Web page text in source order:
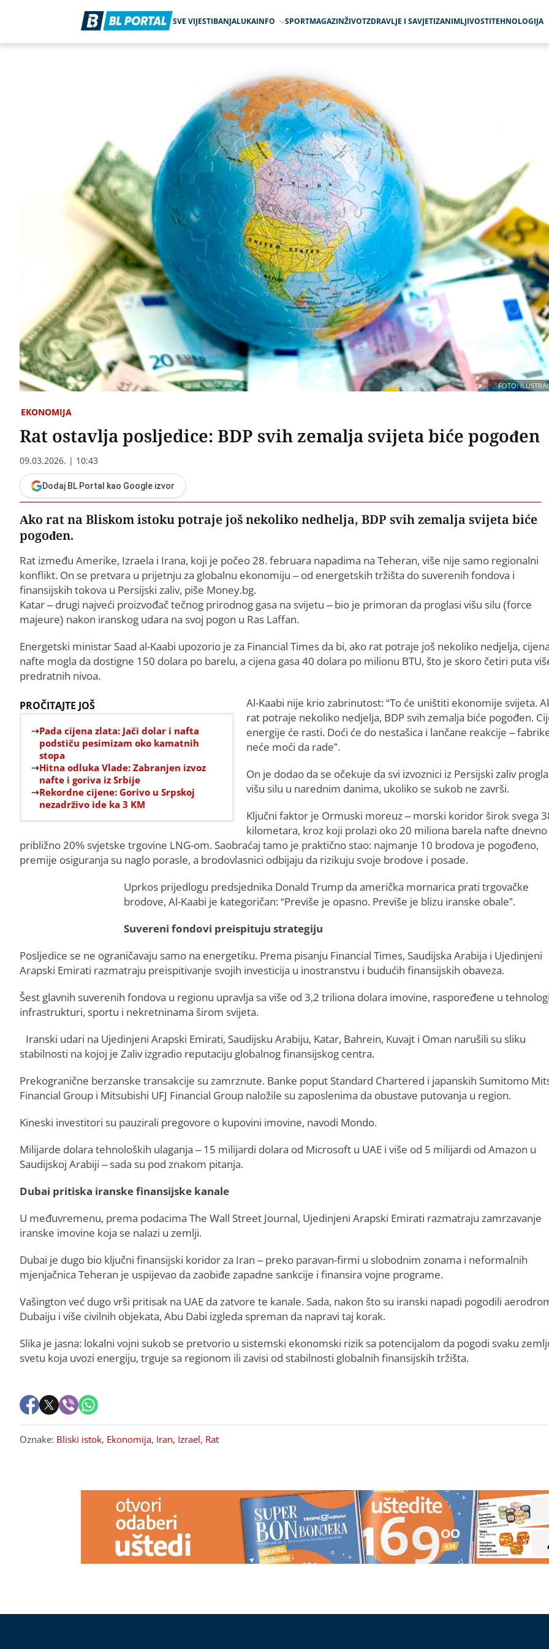
SVE VIJESTIBANJALUKAINFO SPORTMAGAZINŽIVOTZDRAVLJE I SAVJETIZANIMLJIVOSTITEHNOLOGIJA
FOTO:
EKONOMIJA
Rat ostavlja posljedice: BDP svih zemalja svijeta biće pogođen
09.03.2026. | 10:43
Dodaj BL Portal kao Google izvor
Ako rat na Bliskom istoku potraje još nekoliko nedhelja, BDP svih zemalja svijeta biće
pogođen.
Rat između Amerike, Izraela i Irana, koji je počeo 28. februara napadima na Teheran, više nije samo regionalni
konflikt. On se pretvara u prijetnju za globalnu ekonomiju – od energetskih tržišta do suverenih fondova i
finansijskih tokova u Persijski zaliv, piše Money.bg.
Katar – drugi najveći proizvođač tečnog prirodnog gasa na svijetu – bio je primoran da proglasi višu silu (force
majeure) nakon iranskog udara na svoj pogon u Ras Laffan.
Energetski ministar Saad al-Kaabi upozorio je za Financial Times da bi, ako rat potraje još nekoliko nedjelja,
nafte mogla da dostigne 150 dolara po barelu, a cijena gasa 40 dolara po milionu BTU, što je skoro četiri puta
predratnih nivoa.
PROČITAJTE JOŠ
Pada cijena zlata: Jači dolar i nafta
podstiču pesimizam oko kamatnih
stopa
Hitna odluka Vlade: Zabranjen izvoz
nafte i goriva iz Srbije
Rekordne cijene: Gorivo u Srpskoj
nezadrživo ide ka 3 KM
Al-Kaabi nije krio zabrinutost: “To će uništiti ekonomije svijeta.
rat potraje nekoliko nedjelja, BDP svih zemalja biće pogođen.
energije će rasti. Doći će do nestašica i lančane reakcije –
neće moći da rade”.
On je dodao da se očekuje da svi izvoznici iz Persijski zaliv
višu silu u narednim danima, ukoliko se sukob ne završi.
Ključni faktor je Ormuski moreuz – morski koridor širok svega
kilometara, kroz koji prolazi oko 20 miliona barela nafte
približno 20% svjetske trgovine LNG-om. Saobraćaj tamo je praktično stao: najmanje 10 brodova je pogođeno,
premije osiguranja su naglo porasle, a brodovlasnici odbijaju da rizikuju svoje brodove i posade.
Uprkos prijedlogu predsjednika Donald Trump da američka mornarica prati trgovačke
brodove, Al-Kaabi je kategoričan: “Previše je opasno. Previše je blizu iranske obale”.
Suvereni fondovi preispituju strategiju
Posljedice se ne ograničavaju samo na energetiku. Prema pisanju Financial Times, Saudijska Arabija i Ujedinjeni
Arapski Emirati razmatraju preispitivanje svojih investicija u inostranstvu i budućih finansijskih obaveza.
Šest glavnih suverenih fondova u regionu upravlja sa više od 3,2 triliona dolara imovine, raspoređene u
infrastrukturi, sportu i nekretninama širom svijeta.
Iranski udari na Ujedinjeni Arapski Emirati, Saudijsku Arabiju, Katar, Bahrein, Kuvajt i Oman narušili su sliku
stabilnosti na kojoj je Zaliv izgradio reputaciju globalnog finansijskog centra.
Prekogranične berzanske transakcije su zamrznute. Banke poput Standard Chartered i japanskih Sumitomo
Financial Group i Mitsubishi UFJ Financial Group naložile su zaposlenima da obustave putovanja u region.
Kineski investitori su pauzirali pregovore o kupovini imovine, navodi Mondo.
Milijarde dolara tehnoloških ulaganja – 15 milijardi dolara od Microsoft u UAE i više od 5 milijardi od Amazon u
Saudijskoj Arabiji – sada su pod znakom pitanja.
Dubai pritiska iranske finansijske kanale
U međuvremenu, prema podacima The Wall Street Journal, Ujedinjeni Arapski Emirati razmatraju zamrzavanje
iranske imovine koja se nalazi u zemlji.
Dubai je dugo bio ključni finansijski koridor za Iran – preko paravan-firmi u slobodnim zonama i neformalnih
mjenjačnica Teheran je uspijevao da zaobiđe zapadne sankcije i finansira vojne programe.
Vašington već dugo vrši pritisak na UAE da zatvore te kanale. Sada, nakon što su iranski napadi pogodili
Dubaiju i više civilnih objekata, Abu Dabi izgleda spreman da napravi taj korak.
Slika je jasna: lokalni vojni sukob se pretvorio u sistemski ekonomski rizik sa potencijalom da pogodi svaku
svetu koja uvozi energiju, trguje sa regionom ili zavisi od stabilnosti globalnih finansijskih tržišta.
Oznake: Bliski istok, Ekonomija, Iran, Izrael, Rat
pravi problem
banjalučke policije
olakšavaju roditeljima